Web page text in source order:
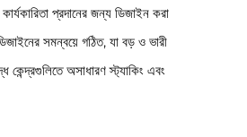
প্রদানের জন্য ডিজাইন করা
সমন্বয়ে গঠিত, যা বড় ও ভারী
কেন্দ্রগুলিতে অসাধারণ স্ট্যাকিং এবং